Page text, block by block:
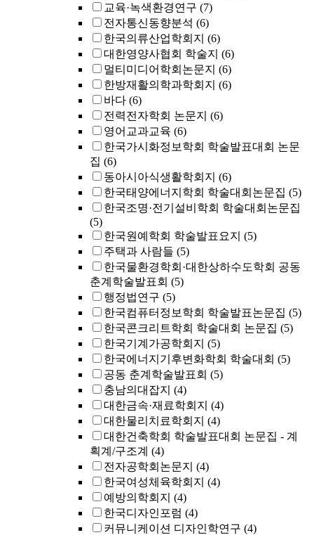
교육·녹색환경연구 (7)
전자통신동향분석 (6)
한국의류산업학회지 (6)
대한영양사협회 학술지 (6)
멀티미디어학회논문지 (6)
한방재활의학과학회지 (6)
바다 (6)
전력전자학회 논문지 (6)
영어교과교육 (6)
한국가시화정보학회 학술발표대회 논문
집 (6)
동아시아식생활학회지 (6)
한국태양에너지학회 학술대회논문집 (5)
한국조명·전기설비학회 학술대회논문집
(5)
한국원예학회 학술발표요지 (5)
주택과 사람들 (5)
한국물환경학회·대한상하수도학회 공동
춘계학술발표회 (5)
행정법연구 (5)
한국컴퓨터정보학회 학술발표논문집 (5)
한국콘크리트학회 학술대회 논문집 (5)
한국기계가공학회지 (5)
한국에너지기후변화학회 학술대회 (5)
공동 춘계학술발표회 (5)
충남의대잡지 (4)
대한금속·재료학회지 (4)
대한물리치료학회지 (4)
대한건축학회 학술발표대회 논문집 - 계
획계/구조계 (4)
전자공학회논문지 (4)
한국여성체육학회지 (4)
예방의학회지 (4)
한국디자인포럼 (4)
커뮤니케이션 디자인학연구 (4)